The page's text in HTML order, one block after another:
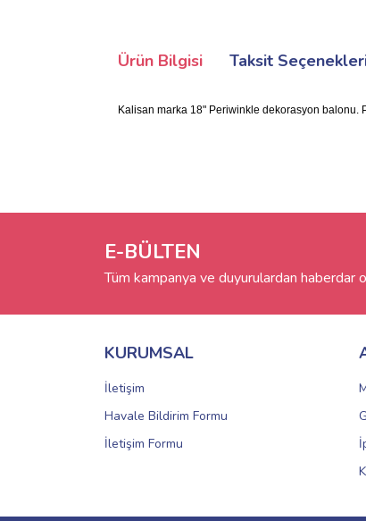
Ürün Bilgisi Taksit
Kalisan marka 18" Periwinkle dekorasyon balonu.
E-BÜLTEN
Tüm kampanya ve duyurulardan haberdar
KURUMSAL
İletişim
Havale Bildirim Formu
İletişim Formu